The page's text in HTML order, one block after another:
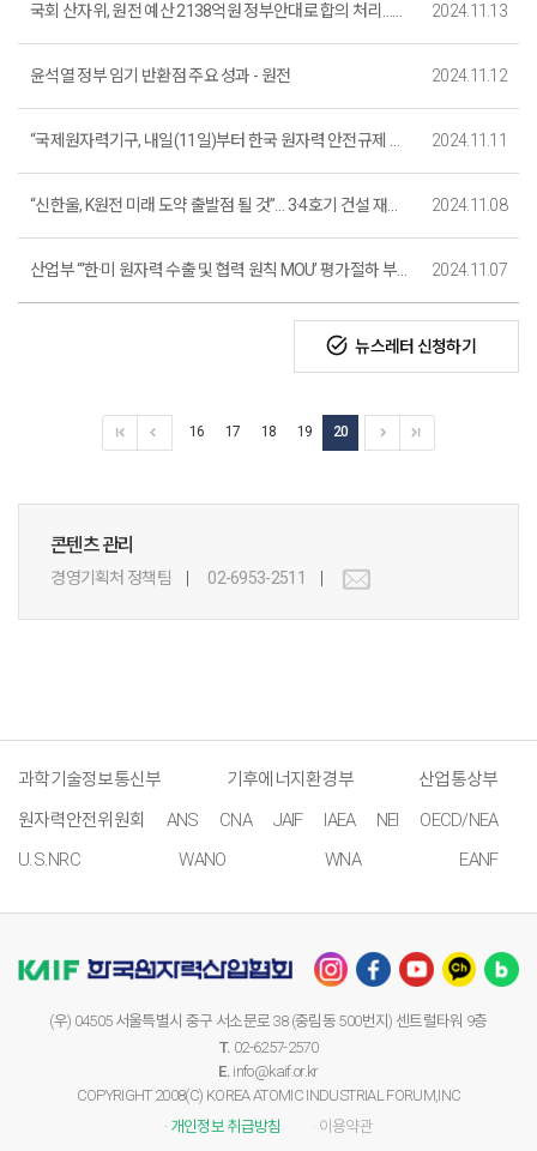
국회 산자위, 원전 예산 2138억원 정부안대로 합의 처리…與 "탈원전 정책 잘못 인정한 것" 2024.11.13
윤석열 정부 임기 반환점 주요 성과 - 원전 2024.11.12
“국제원자력기구, 내일(11일)부터 한국 원자력 안전규제 전반 검토” 2024.11.11
“신한울, K원전 미래 도약 출발점 될 것”… 3·4호기 건설 재개 기대감 2024.11.08
산업부 “‘한·미 원자력 수출 및 협력 원칙 MOU’ 평가절하 부적절” 2024.11.07
task_alt 뉴스레터 신청하기
16 17 18 19 20
콘텐츠 관리
경영기획처 정책팀 02-6953-2511
과학기술정보통신부 기후에너지환경부
산업통상부
원자력안전위원회
ANS CNA JAIF IAEA NEI
OECD/NEA
U.S.NRC
WANO WNA EANF
(우) 04505 서울특별시 중구 서소문로 38 (중림동 500번지) 센트럴타워 9층
T. 02-6257-2570
E. info@kaif.or.kr
COPYRIGHT 2008(C) KOREA ATOMIC INDUSTRIAL FORUM,INC
· 개인정보 취급방침
· 이용약관